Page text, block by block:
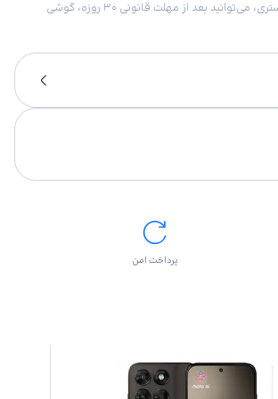
امکان برگشت کالا در گروه موبایل با دلیل “انصراف از خرید“ تنها در صورتی مورد قبول است که پلمب کالا باز نشده باشد. تمام گوشی‌های جی‌اس‌ام ضمانت رجیستری دارند. در صورت وجود مشکل رجیستری، می‌توانید بعد از مهلت قانونی ۳۰ روزه، گوشی
پرداخت امن